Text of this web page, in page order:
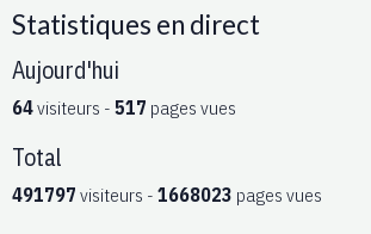
Statistiques en direct
Aujourd'hui
64visiteurs - 517 pages vues
Total
491797 visiteurs - 1668023 pages vues